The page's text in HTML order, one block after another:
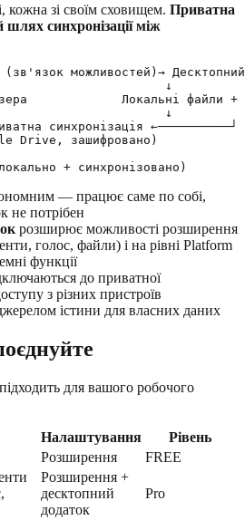
кожна зі своїм сховищем. Приватна
синхронізації між
(зв'язок можливостей)→
↓
Локальні файли +
↓
синхронізація ←──────────┘
Drive, зашифровано)
— працює саме по собі,
не потрібен
розширює можливості розширення
голос, файли) і на рівні Platform
функції
до приватної
з різних пристроїв
істини для власних даних
для вашого робочого
Налаштування
Рівень
Розширення
FREE
Розширення +
десктопний
додаток
Pro